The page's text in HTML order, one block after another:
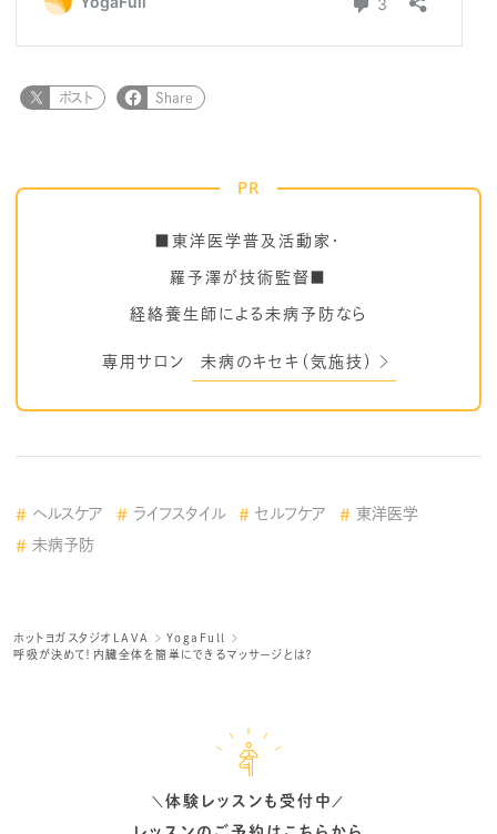
ポスト Share
PR
■東洋医学普及活動家・
羅予澤が技術監督■
経絡養生師による未病予防なら
専用サロン 未病のキセキ（気施技）
ヘルスケア ライフスタイル セルフケア
東洋医学
未病予防
ホットヨガスタジオLAVA
YogaFull
呼吸が決めて！内臓全体を簡単にできるマッサージとは？
＼ 体験レッスンも受付中 ／